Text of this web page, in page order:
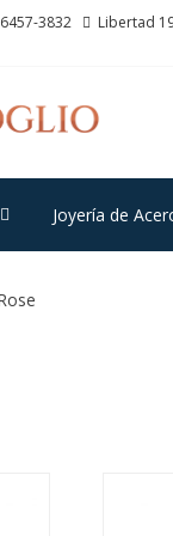
3832 Libertad
Joyería de